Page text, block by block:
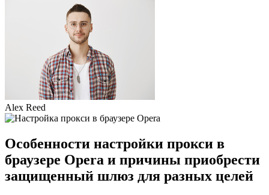
Alex Reed
Особенности настройки прокси в
браузере Opera и причины приобрести
защищенный шлюз для разных целей